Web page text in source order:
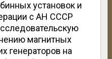
установок и
с АН СССР
магнитных
генераторов на